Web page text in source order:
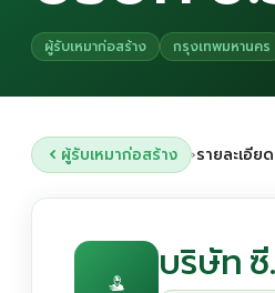
ผู้รับเหมาก่อสร้าง กรุงเทพมหานคร
ผู้รับเหมาก่อสร้าง ›รายละเอีย
บริษัท ซี